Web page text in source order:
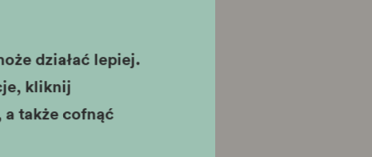
działać lepiej.
kliknij
także cofnąć